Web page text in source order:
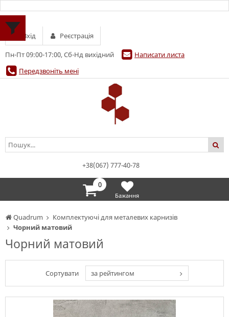
Quadrum
Комплектуючі для металевих карнизів
Чорний матовий
Чорний матовий
Сортувати за рейтингом
Пн-Пт 09:00-17:00, Сб-Нд вихідний
Написати листа
Передзвоніть мені
Вхід Реєстрація
+38(067) 777-40-78
0
Бажання